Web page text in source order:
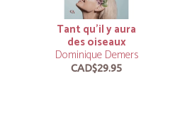
Tant qu'il y aura
des oiseaux
Dominique Demers
CAD$29.95